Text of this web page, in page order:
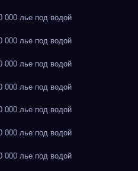
лье под водой
лье под водой
лье под водой
лье под водой
лье под водой
лье под водой
лье под водой